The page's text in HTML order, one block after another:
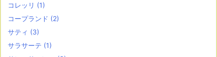
コレッリ (1)
コープランド (2)
サティ (3)
サラサーテ (1)